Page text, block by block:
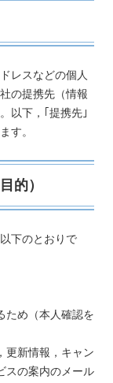
レスなどの個人
の提携先（情報
以下，｢提携先｣
す。
的）
下のとおりで
ため（本人確認を
更新情報，キャン
スの案内のメール